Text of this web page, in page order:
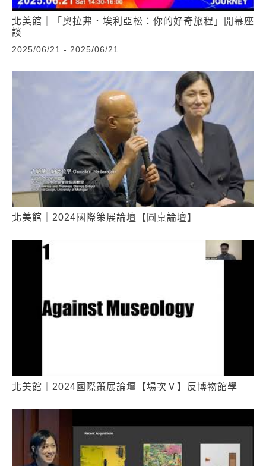
北美館｜「奧拉弗．埃利亞松：你的好奇旅程」開幕座
談
2025/06/21 - 2025/06/21
北美館｜2024國際策展論壇【圓桌論壇】
北美館｜2024國際策展論壇【場次Ⅴ】反博物館學